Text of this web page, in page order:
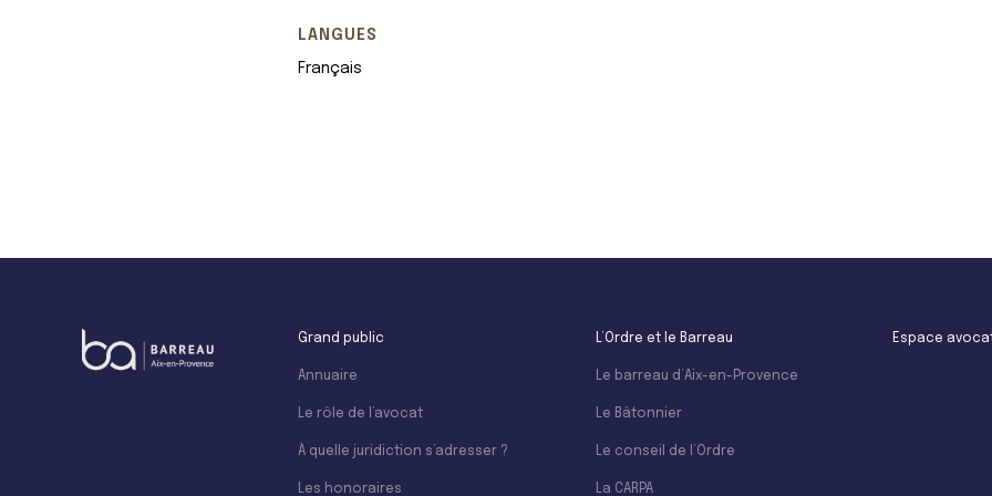
LANGUES
Français
Grand public
Annuaire
Le rôle de l’avocat
À quelle juridiction s’adresser ?
Les honoraires
L’Ordre et le Barreau
Le barreau d’Aix-en-Provence
Le Bâtonnier
Le conseil de l’Ordre
La CARPA
Espace